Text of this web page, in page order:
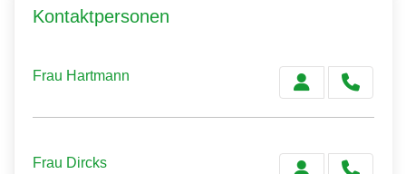
Kontaktpersonen
Frau Hartmann
Frau Dircks